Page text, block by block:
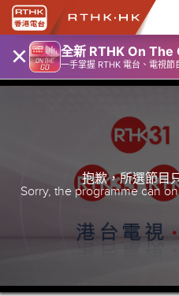
× 全新 RTHK On The
一手掌握 RTHK 電台、電視節
抱歉，所選節目
Sorry, the programme can